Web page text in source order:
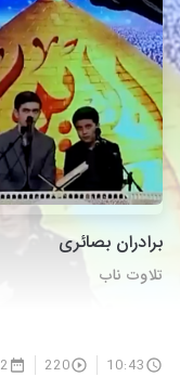
برادران بصائری
تلاوت ناب
10:43
220 2 سال پیش